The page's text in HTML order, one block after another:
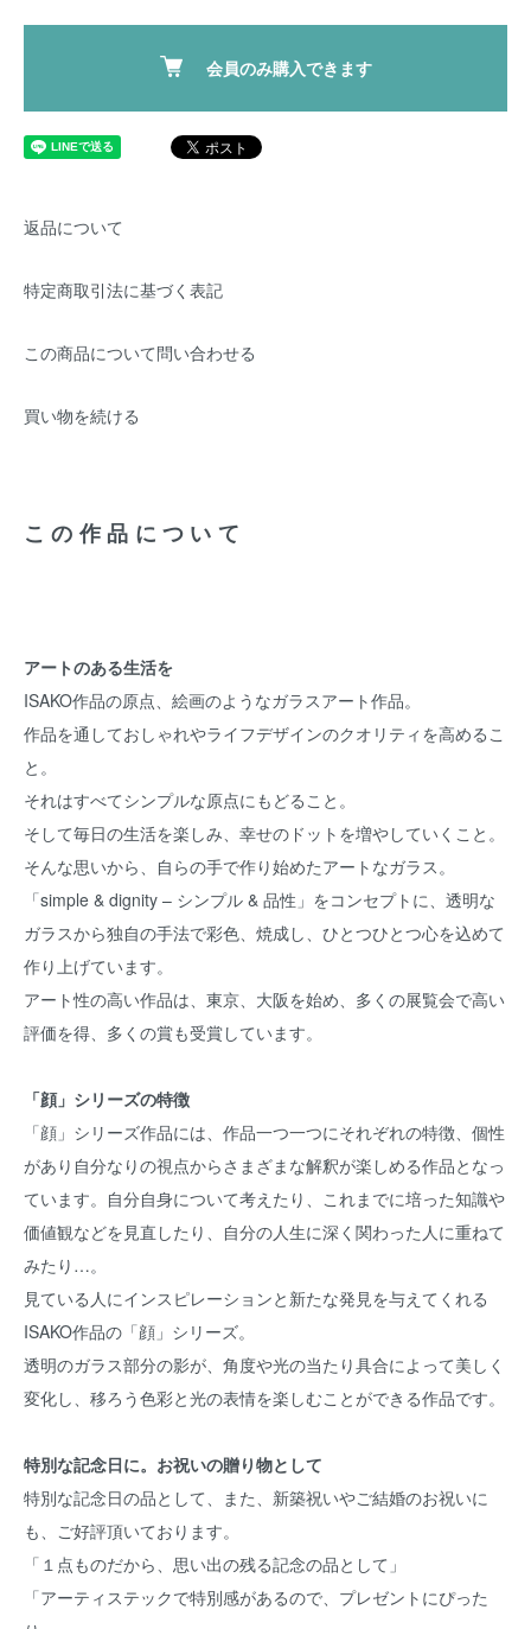
会員のみ購入できます
返品について
特定商取引法に基づく表記
この商品について問い合わせる
買い物を続ける
この作品について
アートのある生活を
ISAKO作品の原点、絵画のようなガラスアート作品。
作品を通しておしゃれやライフデザインのクオリティを高めるこ
と。
それはすべてシンプルな原点にもどること。
そして毎日の生活を楽しみ、幸せのドットを増やしていくこと。
そんな思いから、自らの手で作り始めたアートなガラス。
「simple & dignity – シンプル & 品性」をコンセプトに、透明な
ガラスから独自の手法で彩色、焼成し、ひとつひとつ心を込めて
作り上げています。
アート性の高い作品は、東京、大阪を始め、多くの展覧会で高い
評価を得、多くの賞も受賞しています。
「顔」シリーズの特徴
「顔」シリーズ作品には、作品一つ一つにそれぞれの特徴、個性
があり自分なりの視点からさまざまな解釈が楽しめる作品となっ
ています。自分自身について考えたり、これまでに培った知識や
価値観などを見直したり、自分の人生に深く関わった人に重ねて
みたり…。
見ている人にインスピレーションと新たな発見を与えてくれる
ISAKO作品の「顔」シリーズ。
透明のガラス部分の影が、角度や光の当たり具合によって美しく
変化し、移ろう色彩と光の表情を楽しむことができる作品です。
特別な記念日に。お祝いの贈り物として
特別な記念日の品として、また、新築祝いやご結婚のお祝いに
も、ご好評頂いております。
「１点ものだから、思い出の残る記念の品として」
「アーティステックで特別感があるので、プレゼントにぴった